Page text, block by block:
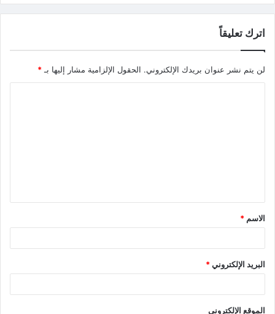
اترك تعليقاً
لن يتم نشر عنوان بريدك الإلكتروني. الحقول الإلزامية مشار إليها بـ *
الاسم *
البريد الإلكتروني*
الموقع الإلكتروني